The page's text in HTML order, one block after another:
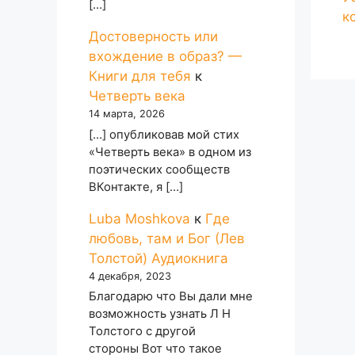
[…]
Достоверность или
вхождение в образ? —
Книги для тебя к
Четверть века
14 марта, 2026
[…] опубликовав мой стих
«Четверть века» в одном из
поэтических сообществ
ВКонтакте, я […]
Luba Moshkova к Где
любовь, там и Бог (Лев
Толстой) Аудиокнига
4 декабря, 2023
Благодарю что Вы дали мне
возможность узнать Л Н
Толстого с другой
стороны Вот что такое